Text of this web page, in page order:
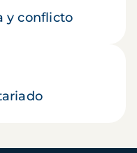
y conflicto